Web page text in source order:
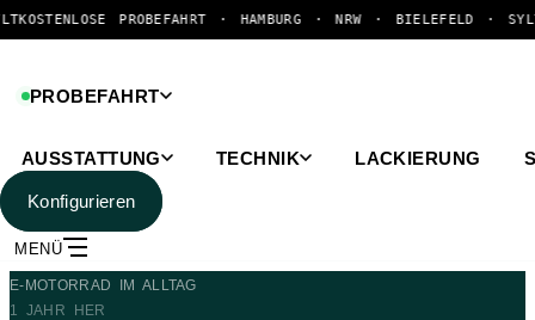
Zum
Inhalt
PROBEFAHRT · HAMBURG · NRW · BIELEFELD · SYLTKOSTENLOSE
PROBEFAHRT
AUSSTATTUNG TECHNIK LACKIERUNG
Konfigurieren
MENÜ
E-MOTORRAD IM ALLTAG
1 JAHR HER